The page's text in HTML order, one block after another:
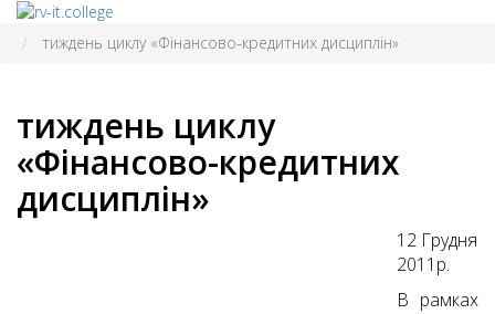
тиждень циклу «Фінансово-кредитних дисциплін»
тиждень циклу
«Фінансово-кредитних
дисциплін»
12 Грудня
2011р.
В рамках